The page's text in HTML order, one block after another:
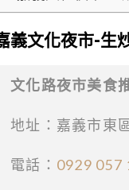
義文化夜市-生
文化路夜市美食
地址：嘉義市東
電話： 0929 057